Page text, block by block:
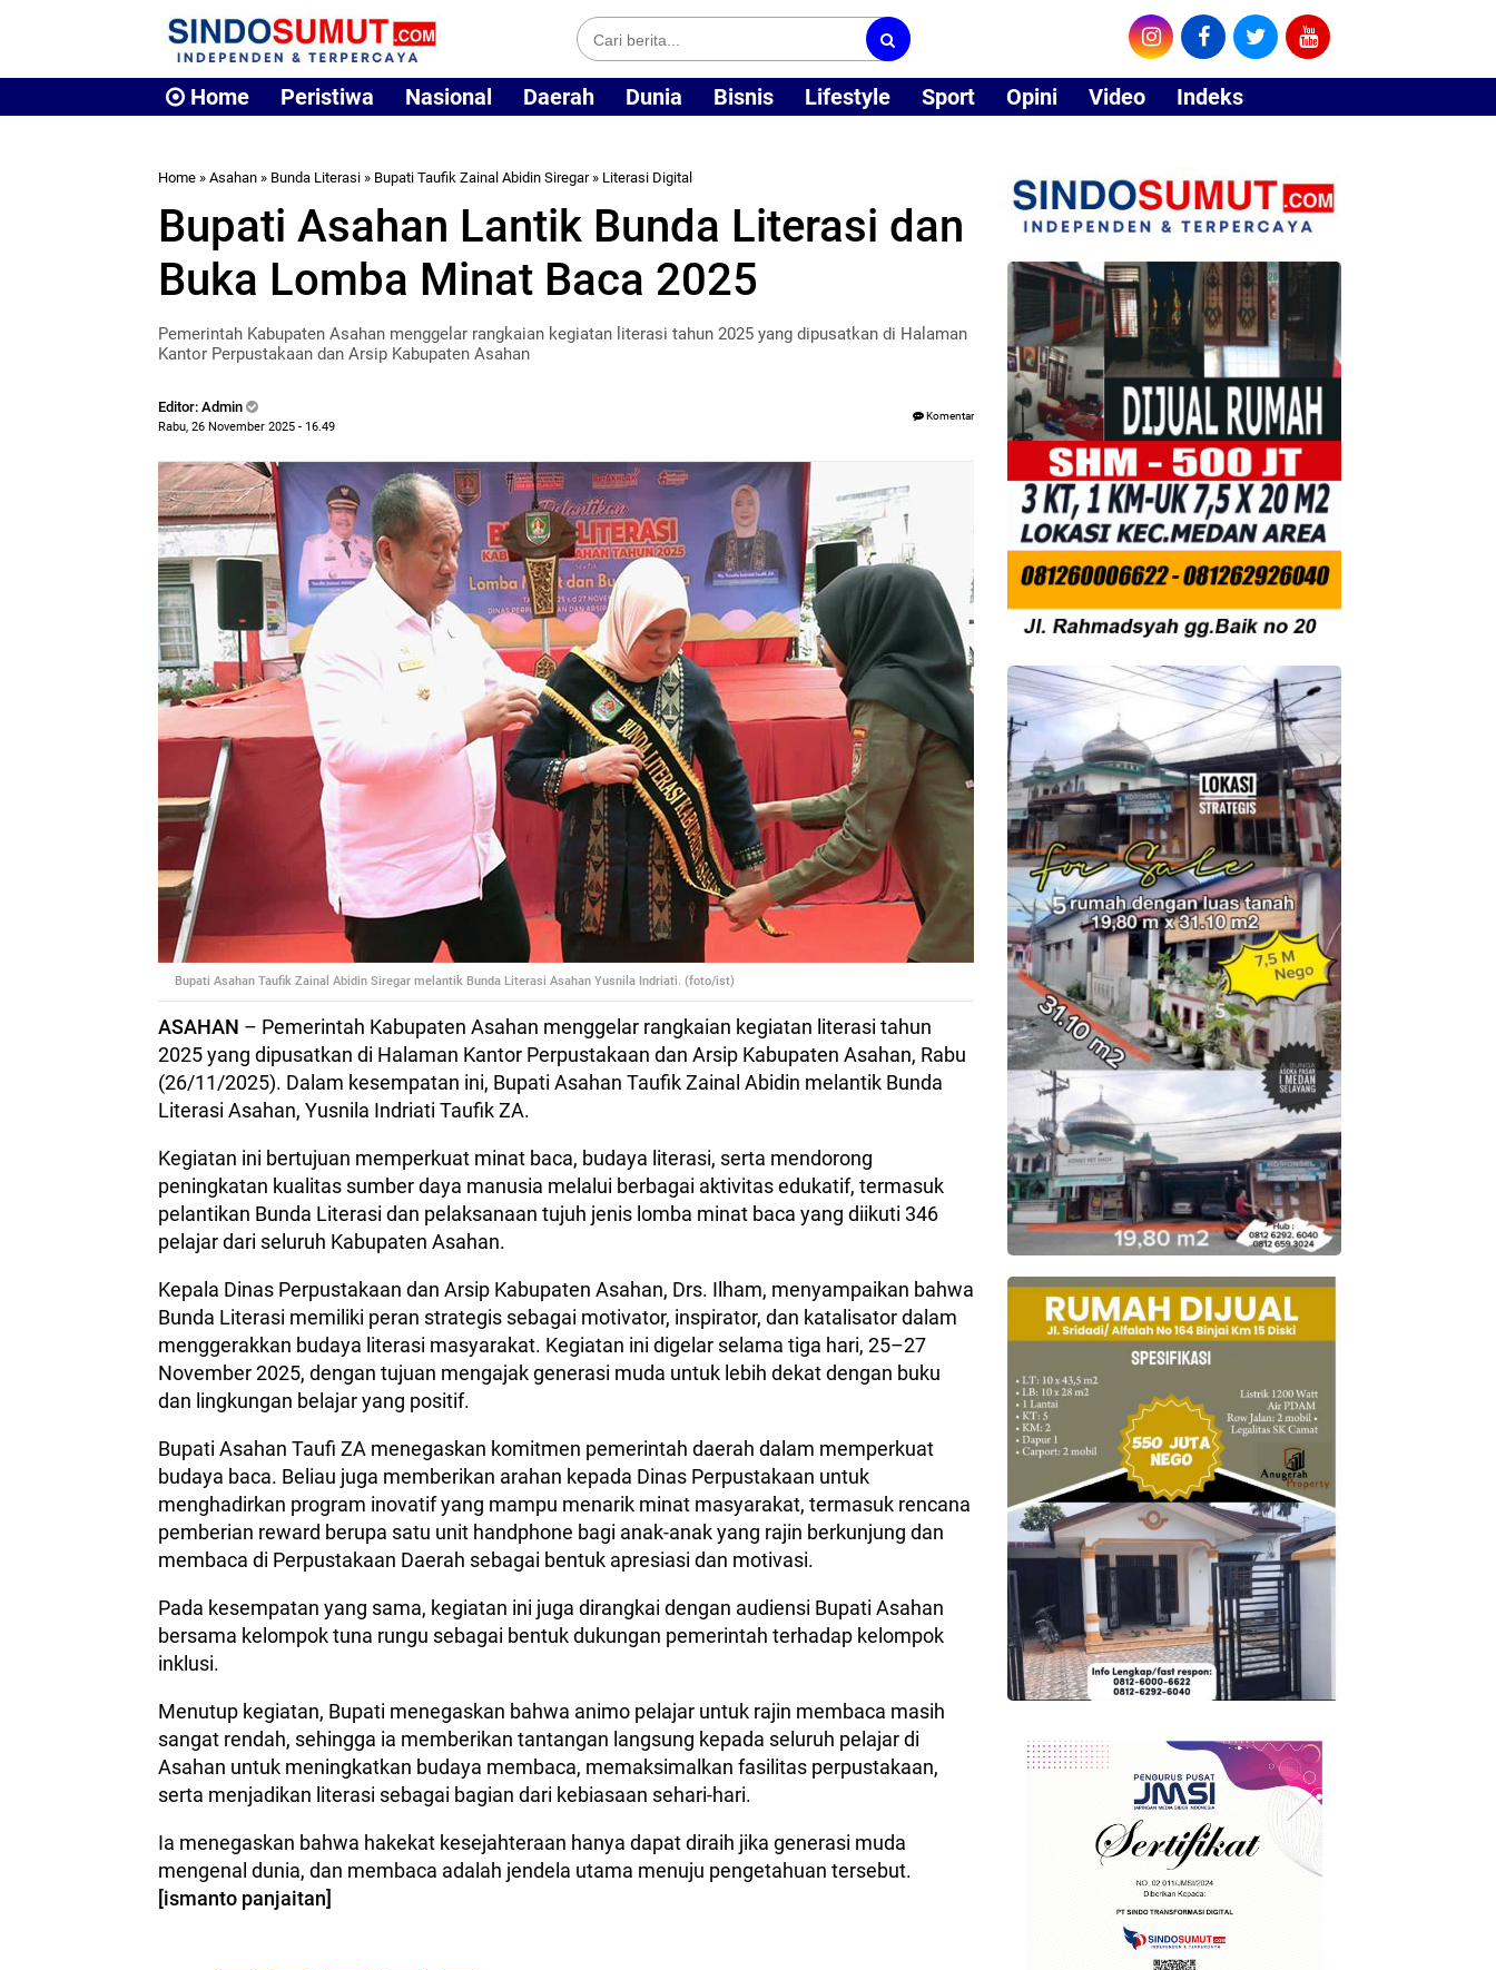
Home Peristiwa Nasional Daerah Dunia Bisnis Lifestyle Sport Opini Video Indeks
Home » Asahan » Bunda Literasi » Bupati Taufik Zainal Abidin Siregar» Literasi Digital
Bupati Asahan Lantik Bunda Literasi dan
Buka Lomba Minat Baca 2025
Pemerintah Kabupaten Asahan menggelar rangkaian kegiatan literasi tahun 2025 yang dipusatkan di Halaman
Kantor Perpustakaan dan Arsip Kabupaten Asahan
Editor: Admin
Rabu, 26 November 2025 - 16.49
Komentar
Bupati Asahan Taufik Zainal Abidin Siregar melantik Bunda Literasi Asahan Yusnila Indriati. (foto/ist)
ASAHAN – Pemerintah Kabupaten Asahan menggelar rangkaian kegiatan literasi tahun
2025 yang dipusatkan di Halaman Kantor Perpustakaan dan Arsip Kabupaten Asahan, Rabu
(26/11/2025). Dalam kesempatan ini, Bupati Asahan Taufik Zainal Abidin melantik Bunda
Literasi Asahan, Yusnila Indriati Taufik ZA.
Kegiatan ini bertujuan memperkuat minat baca, budaya literasi, serta mendorong
peningkatan kualitas sumber daya manusia melalui berbagai aktivitas edukatif, termasuk
pelantikan Bunda Literasi dan pelaksanaan tujuh jenis lomba minat baca yang diikuti 346
pelajar dari seluruh Kabupaten Asahan.
Kepala Dinas Perpustakaan dan Arsip Kabupaten Asahan, Drs. Ilham, menyampaikan bahwa
Bunda Literasi memiliki peran strategis sebagai motivator, inspirator, dan katalisator dalam
menggerakkan budaya literasi masyarakat. Kegiatan ini digelar selama tiga hari, 25–27
November 2025, dengan tujuan mengajak generasi muda untuk lebih dekat dengan buku
dan lingkungan belajar yang positif.
Bupati Asahan Taufi ZA menegaskan komitmen pemerintah daerah dalam memperkuat
budaya baca. Beliau juga memberikan arahan kepada Dinas Perpustakaan untuk
menghadirkan program inovatif yang mampu menarik minat masyarakat, termasuk rencana
pemberian reward berupa satu unit handphone bagi anak-anak yang rajin berkunjung dan
membaca di Perpustakaan Daerah sebagai bentuk apresiasi dan motivasi.
Pada kesempatan yang sama, kegiatan ini juga dirangkai dengan audiensi Bupati Asahan
bersama kelompok tuna rungu sebagai bentuk dukungan pemerintah terhadap kelompok
inklusi.
Menutup kegiatan, Bupati menegaskan bahwa animo pelajar untuk rajin membaca masih
sangat rendah, sehingga ia memberikan tantangan langsung kepada seluruh pelajar di
Asahan untuk meningkatkan budaya membaca, memaksimalkan fasilitas perpustakaan,
serta menjadikan literasi sebagai bagian dari kebiasaan sehari-hari.
Ia menegaskan bahwa hakekat kesejahteraan hanya dapat diraih jika generasi muda
mengenal dunia, dan membaca adalah jendela utama menuju pengetahuan tersebut.
[ismanto panjaitan]